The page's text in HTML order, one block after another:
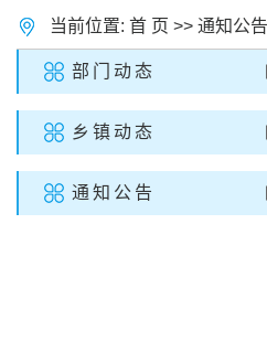
当前位置: 首 页 >> 通知公告
部门动态
乡镇动态
通知公告